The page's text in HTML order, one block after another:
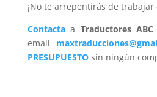
¡No te arrepentirás de trabajar
Contactaa Traductores ABC
email
PRESUPUESTOsin ningún